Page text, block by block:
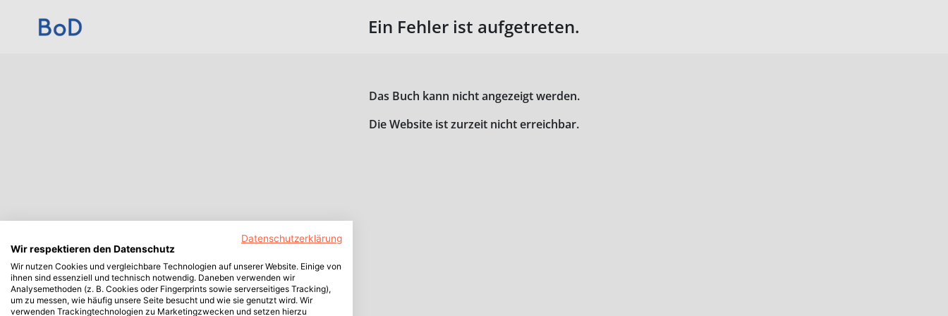
Ein Fehler ist aufgetreten.
Das Buch kann nicht angezeigt werden.
Die Website ist zurzeit nicht erreichbar.
Datenschutzerklärung
Wir respektieren den Datenschutz
Wir nutzen Cookies und vergleichbare Technologien auf unserer Website. Einige von
ihnen sind essenziell und technisch notwendig. Daneben verwenden wir
Analysemethoden (z. B. Cookies oder Fingerprints sowie serverseitiges Tracking),
um zu messen, wie häufig unsere Seite besucht und wie sie genutzt wird. Wir
verwenden Trackingtechnologien zu Marketingzwecken und setzen hierzu